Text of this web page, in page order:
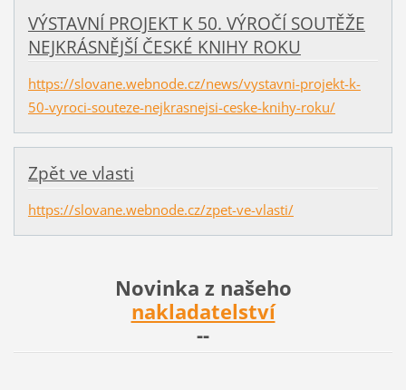
VÝSTAVNÍ PROJEKT K 50. VÝROČÍ SOUTĚŽE
NEJKRÁSNĚJŠÍ ČESKÉ KNIHY ROKU
https://slovane.webnode.cz/news/vystavni-projekt-k-
50-vyroci-souteze-nejkrasnejsi-ceske-knihy-roku/
Zpět ve vlasti
https://slovane.webnode.cz/zpet-ve-vlasti/
Novinka z našeho
nakladatelství
--